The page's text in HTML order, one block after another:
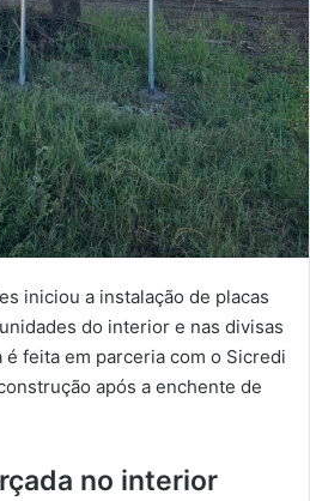
iniciou a instalação de placas
do interior e nas divisas
feita em parceria com o Sicredi
após a enchente de
no interior